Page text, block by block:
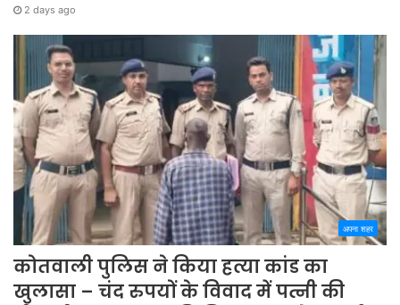
2 days ago
अपना शहर
कोतवाली पुलिस ने किया हत्या कांड का
खुलासा – चंद रुपयों के विवाद में पत्नी की